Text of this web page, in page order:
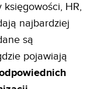
księgowości, HR,
najbardziej
są
pojawiają